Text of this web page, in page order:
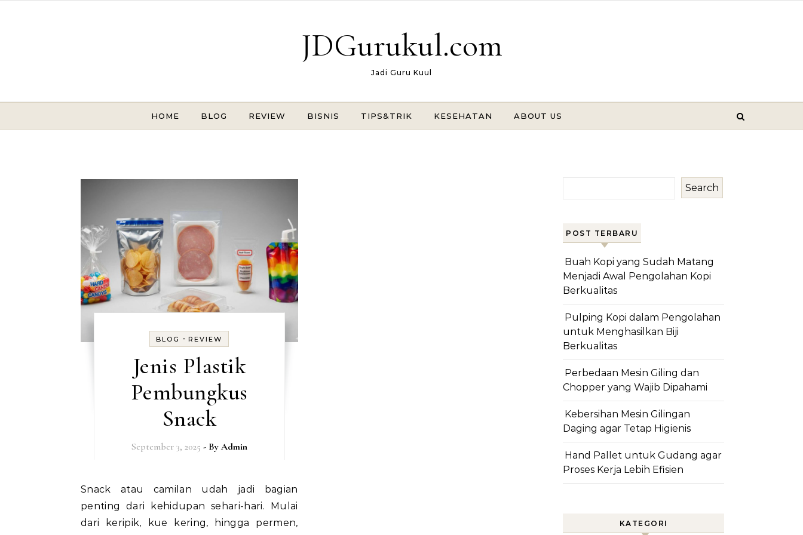
JDGurukul.com
Jadi Guru Kuul
HOME BLOG REVIEW BISNIS TIPS&TRIK KESEHATAN ABOUT US
BLOG -REVIEW
Jenis Plastik
Pembungkus
Snack
September 3, 2025 - By Admin
Snack atau camilan udah jadi bagian
penting dari kehidupan sehari-hari. Mulai
dari keripik, kue kering, hingga permen,
Search
POST TERBARU
Buah Kopi yang Sudah Matang
Menjadi Awal Pengolahan Kopi
Berkualitas
Pulping Kopi dalam Pengolahan
untuk Menghasilkan Biji
Berkualitas
Perbedaan Mesin Giling dan
Chopper yang Wajib Dipahami
Kebersihan Mesin Gilingan
Daging agar Tetap Higienis
Hand Pallet untuk Gudang agar
Proses Kerja Lebih Efisien
KATEGORI